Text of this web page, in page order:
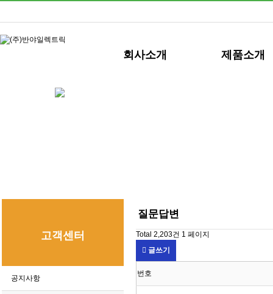
회사소개 제품소개
고객센터
공지사항
질문답변
Total 2,203건 1 페이지
글쓰기
번호